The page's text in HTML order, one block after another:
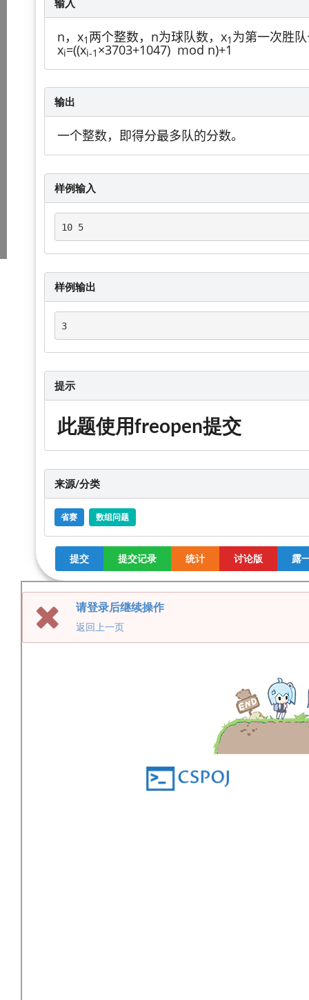
输入
n，x1 两个整数，n为球队数，x1 为第一次胜
xi=((xi-1 ×3703+1047) mod n)+1
输出
一个整数，即得分最多队的分数。
样例输入
10 5
样例输出
3
提示
此题使用freopen提交
来源/分类
省赛 数组问题
提交 提交记录 统计 讨论版 露